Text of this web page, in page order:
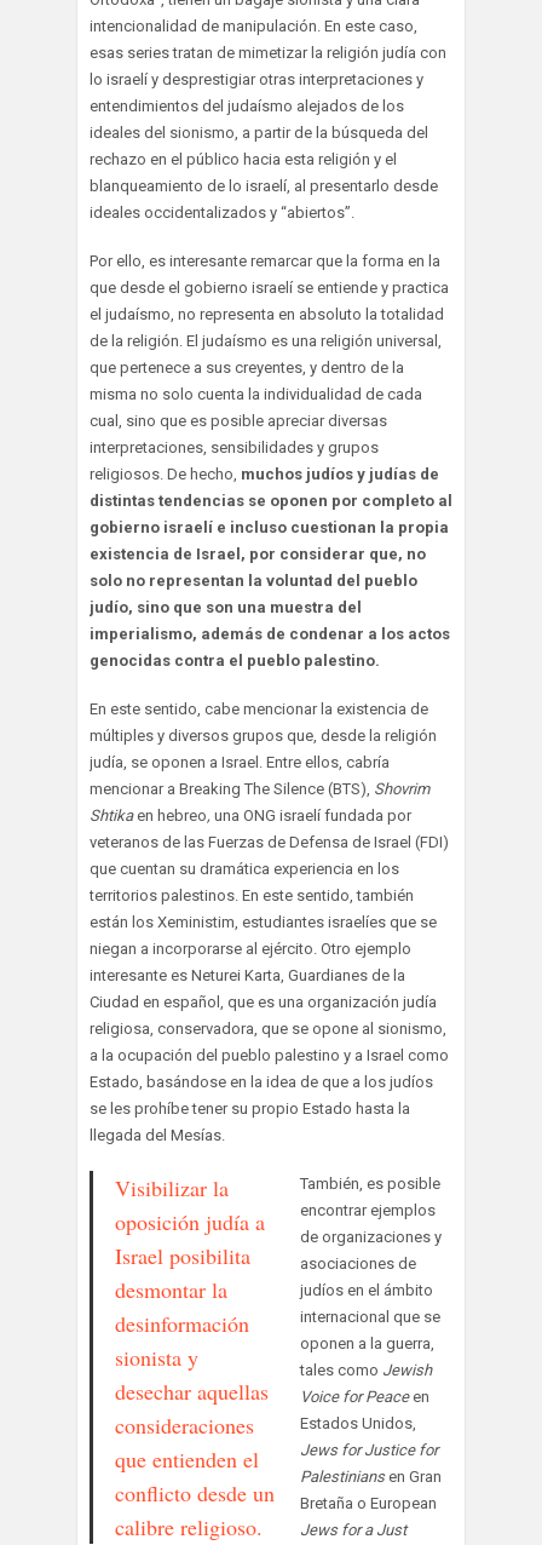
intencionalidad de manipulación. En este caso,
esas series tratan de mimetizar la religión judía con
lo israelí y desprestigiar otras interpretaciones y
entendimientos del judaísmo alejados de los
ideales del sionismo, a partir de la búsqueda del
rechazo en el público hacia esta religión y el
blanqueamiento de lo israelí, al presentarlo desde
ideales occidentalizados y “abiertos”.
Por ello, es interesante remarcar que la forma en la
que desde el gobierno israelí se entiende y practica
el judaísmo, no representa en absoluto la totalidad
de la religión. El judaísmo es una religión universal,
que pertenece a sus creyentes, y dentro de la
misma no solo cuenta la individualidad de cada
cual, sino que es posible apreciar diversas
interpretaciones, sensibilidades y grupos
religiosos. De hecho, muchos judíos y judías de
distintas tendencias se oponen por completo al
gobierno israelí e incluso cuestionan la propia
existencia de Israel, por considerar que, no
solo no representan la voluntad del pueblo
judío, sino que son una muestra del
imperialismo, además de condenar a los actos
genocidas contra el pueblo palestino.
En este sentido, cabe mencionar la existencia de
múltiples y diversos grupos que, desde la religión
judía, se oponen a Israel. Entre ellos, cabría
mencionar a Breaking The Silence (BTS), Shovrim
Shtikaen hebreo, una ONG israelí fundada por
veteranos de las Fuerzas de Defensa de Israel (FDI)
que cuentan su dramática experiencia en los
territorios palestinos. En este sentido, también
están los Xeministim, estudiantes israelíes que se
niegan a incorporarse al ejército. Otro ejemplo
interesante es Neturei Karta, Guardianes de la
Ciudad en español, que es una organización judía
religiosa, conservadora, que se opone al sionismo,
a la ocupación del pueblo palestino y a Israel como
Estado, basándose en la idea de que a los judíos
se les prohíbe tener su propio Estado hasta la
llegada del Mesías.
Visibilizar la
oposición judía a
Israel posibilita
desmontar la
desinformación
sionista y
desechar aquellas
consideraciones
que entienden el
conflicto desde un
calibre religioso.
También, es posible
encontrar ejemplos
de organizaciones y
asociaciones de
judíos en el ámbito
internacional que se
oponen a la guerra,
tales como Jewish
Voice for Peaceen
Estados Unidos,
Jews for Justice for
Palestiniansen Gran
Bretaña o European
Jews for a Just